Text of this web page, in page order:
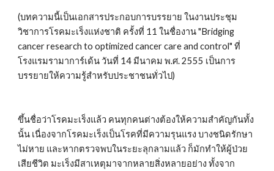
(บทความนี้เป็นเอกสารประกอบการบรรยาย ในงานประชุม
วิชาการโรคมะเร็งแห่งชาติ ครั้งที่ 11 ในชื่องาน "Bridging
cancer research to optimized cancer care and control" ที่
โรงแรมรามาการ์เด้น วันที่ 14 มีนาคม พ.ศ. 2555 เป็นการ
บรรยายให้ความรู้สำหรับประชาชนทั่วไป)
ขึ้นชื่อว่าโรคมะเร็งแล้ว คนทุกคนต่างต้องให้ความสำคัญกันทั้ง
นั้น เนื่องจากโรคมะเร็งเป็นโรคที่มีความรุนแรง บางชนิดรักษา
ไม่หาย และหากตรวจพบในระยะลุกลามแล้ว ก็มักทำให้ผู้ป่วย
เสียชีวิต มะเร็งมีสาเหตุมาจากหลายสิ่งหลายอย่าง ทั้งจาก